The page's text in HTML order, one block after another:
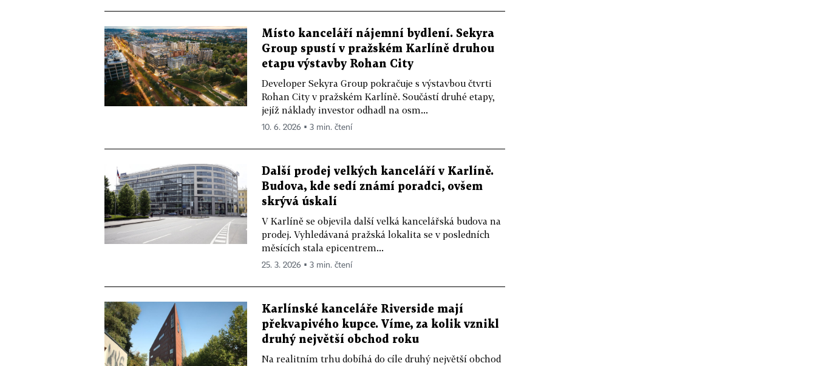
Místo kanceláří nájemní bydlení. Sekyra
Group spustí v pražském Karlíně druhou
etapu výstavby Rohan City
Developer Sekyra Group pokračuje s výstavbou čtvrti
Rohan City v pražském Karlíně. Součástí druhé etapy,
jejíž náklady investor odhadl na osm...
10. 6. 2026 ▪ 3 min. čtení
Další prodej velkých kanceláří v Karlíně.
Budova, kde sedí známí poradci, ovšem
skrývá úskalí
V Karlíně se objevila další velká kancelářská budova na
prodej. Vyhledávaná pražská lokalita se v posledních
měsících stala epicentrem...
25. 3. 2026 ▪ 3 min. čtení
Karlínské kanceláře Riverside mají
překvapivého kupce. Víme, za kolik vznikl
druhý největší obchod roku
Na realitním trhu dobíhá do cíle druhý největší obchod